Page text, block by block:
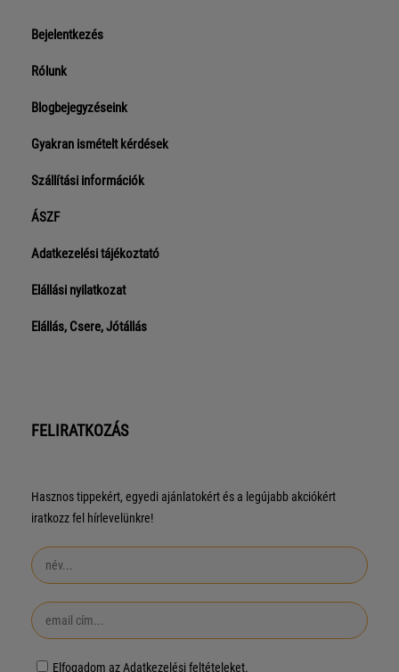
Bejelentkezés
Rólunk
Blogbejegyzéseink
Gyakran ismételt kérdések
Szállítási információk
ÁSZF
Adatkezelési tájékoztató
Elállási nyilatkozat
Elállás, Csere, Jótállás
FELIRATKOZÁS
Hasznos tippekért, egyedi ajánlatokért és a legújabb akciókért
iratkozz fel hírlevelünkre!
Elfogadom az Adatkezelési feltételeket.